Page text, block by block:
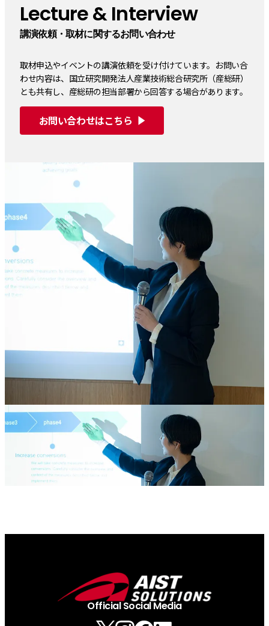
Lecture & Interview
講演依頼・取材に関するお問い合わせ
取材申込やイベントの講演依頼を受け付けています。お問い合
わせ内容は、国立研究開発法人産業技術総合研究所（産総研）
とも共有し、産総研の担当部署から回答する場合があります。
お問い合わせはこちら
Official Social Media